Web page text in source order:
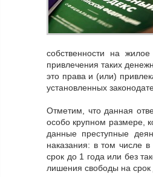
собственности на
привлечения таких
это права и (или)
установленных
Отметим, что данная
особо крупном размере,
данные преступные
наказания: в том числе
срок до 1 года или без
лишения свободы на срок